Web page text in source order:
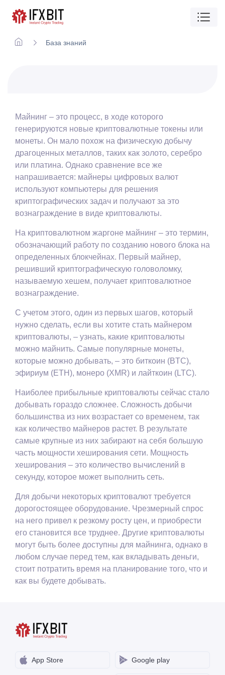
База знаний
Майнинг – это процесс, в ходе которого
генерируются новые криптовалютные токены или
монеты. Он мало похож на физическую добычу
драгоценных металлов, таких как золото, серебро
или платина. Однако сравнение все же
напрашивается: майнеры цифровых валют
используют компьютеры для решения
криптографических задач и получают за это
вознаграждение в виде криптовалюты.
На криптовалютном жаргоне майнинг – это термин,
обозначающий работу по созданию нового блока на
определенных блокчейнах. Первый майнер,
решивший криптографическую головоломку,
называемую хешем, получает криптовалютное
вознаграждение.
С учетом этого, один из первых шагов, который
нужно сделать, если вы хотите стать майнером
криптовалюты, – узнать, какие криптовалюты
можно майнить. Самые популярные монеты,
которые можно добывать, – это биткоин (BTC),
эфириум (ETH), монеро (XMR) и лайткоин (LTC).
Наиболее прибыльные криптовалюты сейчас стало
добывать гораздо сложнее. Сложность добычи
большинства из них возрастает со временем, так
как количество майнеров растет. В результате
самые крупные из них забирают на себя большую
часть мощности хеширования сети. Мощность
хеширования – это количество вычислений в
секунду, которое может выполнить сеть.
Для добычи некоторых криптовалют требуется
дорогостоящее оборудование. Чрезмерный спрос
на него привел к резкому росту цен, и приобрести
его становится все труднее. Другие криптовалюты
могут быть более доступны для майнинга, однако в
любом случае перед тем, как вкладывать деньги,
стоит потратить время на планирование того, что и
как вы будете добывать.
App Store Google play